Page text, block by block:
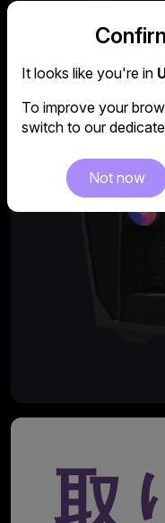
取
It looks like you're in
To improve your
switch to our
Not now